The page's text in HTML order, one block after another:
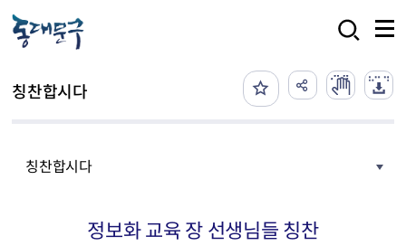
칭찬합시다
칭찬합시다
정보화 교육 장 선생님들 칭찬